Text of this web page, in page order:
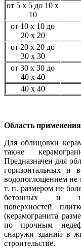
от 5 х 5 до 10 х
10
от 10 х 10 до
20 х 20
от 20 х 20 до
30 х 30
от 30 х 30 до
40 х 40
40 х 40
Область применения
Для облицовки
также
Предназначен для
горизонтальных и
водопоглощением не
т. п. размером не
бетонных и
поверхностей
(керамогранита
по прочным
снаружи зданий в
строительстве.